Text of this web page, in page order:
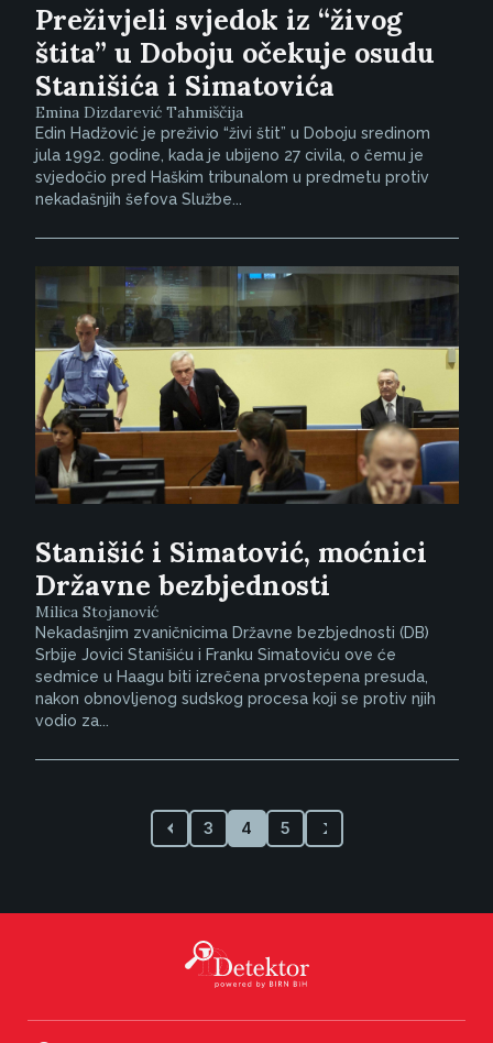
Preživjeli svjedok iz “živog
štita” u Doboju očekuje osudu
Stanišića i Simatovića
Emina Dizdarević Tahmiščija
Edin Hadžović je preživio “živi štit” u Doboju sredinom
jula 1992. godine, kada je ubijeno 27 civila, o čemu je
svjedočio pred Haškim tribunalom u predmetu protiv
nekadašnjih šefova Službe...
Stanišić i Simatović, moćnici
Državne bezbjednosti
Milica Stojanović
Nekadašnjim zvaničnicima Državne bezbjednosti (DB)
Srbije Jovici Stanišiću i Franku Simatoviću ove će
sedmice u Haagu biti izrečena prvostepena presuda,
nakon obnovljenog sudskog procesa koji se protiv njih
vodio za...
3 4 5